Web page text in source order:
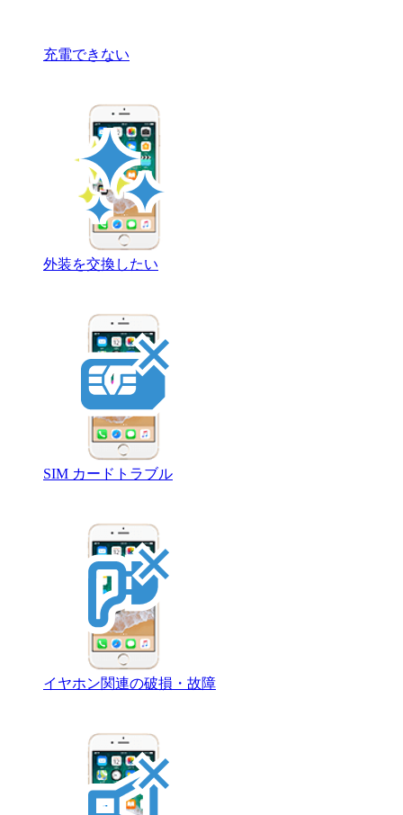
充電できない
外装を交換したい
SIM カードトラブル
イヤホン関連の破損・故障